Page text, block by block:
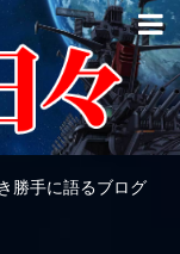
勝手に語るブログ